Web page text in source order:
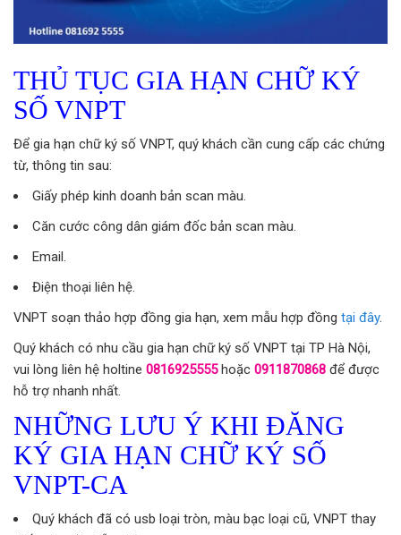
THỦ TỤC GIA HẠN CHỮ KÝ
SỐ VNPT
Để gia hạn chữ ký số VNPT, quý khách cần cung cấp các chứng
từ, thông tin sau:
Giấy phép kinh doanh bản scan màu.
Căn cước công dân giám đốc bản scan màu.
Email.
Điện thoại liên hệ.
VNPT soạn thảo hợp đồng gia hạn, xem mẫu hợp đồng tại đây.
Quý khách có nhu cầu gia hạn chữ ký số VNPT tại TP Hà Nội,
vui lòng liên hệ holtine 0816925555hoặc 0911870868 để được
hỗ trợ nhanh nhất.
NHỮNG LƯU Ý KHI ĐĂNG
KÝ GIA HẠN CHỮ KÝ SỐ
VNPT-CA
Quý khách đã có usb loại tròn, màu bạc loại cũ, VNPT thay